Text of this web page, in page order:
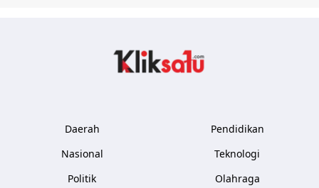
Daerah
Nasional
Politik
Pendidikan
Teknologi
Olahraga